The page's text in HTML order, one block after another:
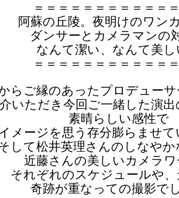
＝＝＝＝＝＝＝＝＝＝＝
阿蘇の丘陵。夜明けのワン
ダンサーとカメラマンの
なんて潔い、なんて美し
＝＝＝＝＝＝＝＝＝＝＝
らご縁のあったプロデュー
いただき今回ご一緒した演
素晴らしい感性で
イメージを思う存分膨らませ
して松井英理さんのしなや
近藤さんの美しいカメラワ
それぞれのスケジュールや
奇跡が重なっての撮影で